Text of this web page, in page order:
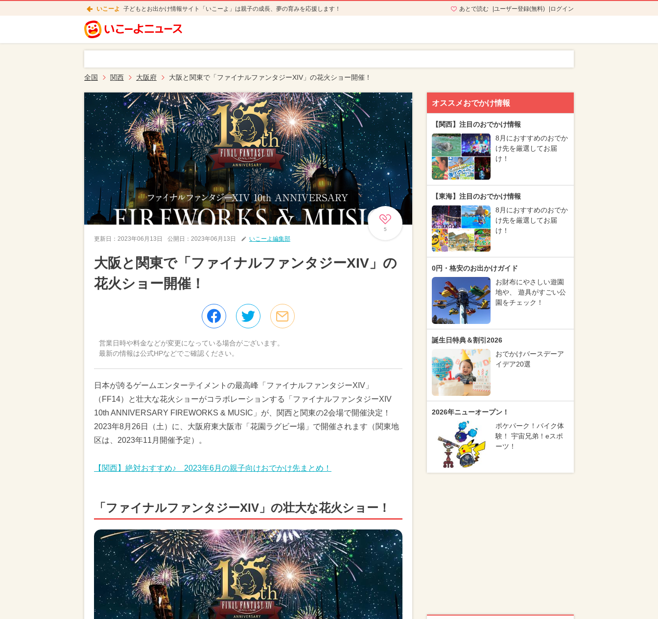
いこーよ 子どもとお出かけ情報サイト「いこーよ」は親子の成長、夢の育みを応援します！ あとで読む ユーザー登録(無料) ログイン
全国 関西 大阪府 大阪と関東で「ファイナルファンタジーXIV」の花火ショー開催！
5
更新日： 2023年06月13日 公開日： 2023年06月13日 いこーよ編集部
大阪と関東で「ファイナルファンタジーXIV」の
花火ショー開催！
営業日時や料金などが変更になっている場合がございます。
最新の情報は公式HPなどでご確認ください。
日本が誇るゲームエンターテイメントの最高峰「ファイナルファンタジーXIV」
（FF14）と壮大な花火ショーがコラボレーションする「ファイナルファンタジーXIV
10th ANNIVERSARY FIREWORKS & MUSIC」が、関西と関東の2会場で開催決定！
2023年8月26日（土）に、大阪府東大阪市「花園ラグビー場」で開催されます（関東地
区は、2023年11月開催予定）。
【関西】絶対おすすめ♪ 2023年6月の親子向けおでかけ先まとめ！
「ファイナルファンタジーXIV」の壮大な花火ショー！
オススメおでかけ情報
【関西】注目のおでかけ情報
8月におすすめのおでか
け先を厳選してお届
け！
【東海】注目のおでかけ情報
8月におすすめのおでか
け先を厳選してお届
け！
0円・格安のお出かけガイド
お財布にやさしい遊園
地や、 遊具がすごい公
園をチェック！
誕生日特典＆割引2026
おでかけバースデーア
イデア20選
2026年ニューオープン！
ポケパーク！バイク体
験！ 宇宙兄弟！eスポ
ーツ！